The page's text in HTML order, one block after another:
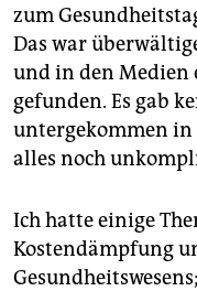
zum
Das war
und in den Medien
gefunden. Es gab
untergekommen in
alles noch
Ich hatte einige
Kostendämpfung